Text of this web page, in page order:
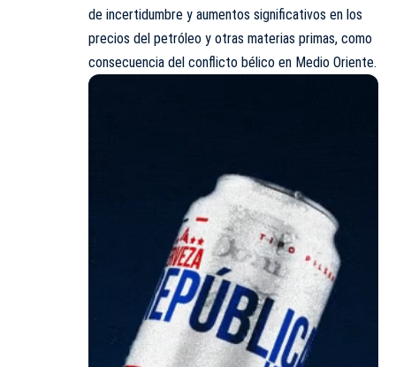
de incertidumbre y aumentos significativos en los
precios del petróleo y otras materias primas, como
consecuencia del conflicto bélico en Medio Oriente.